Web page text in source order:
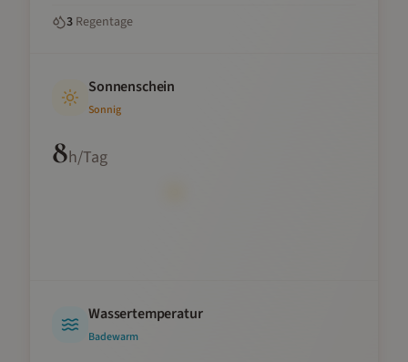
3 Regentage
Sonnenschein
Sonnig
8h/Tag
Wassertemperatur
Badewarm